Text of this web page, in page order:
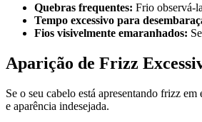
Quebras frequentes: Frio observá-
Tempo excessivo para
Fios visivelmente emaranhados:
Aparição de Frizz
Se o seu cabelo está apresentando frizz
e aparência indesejada.